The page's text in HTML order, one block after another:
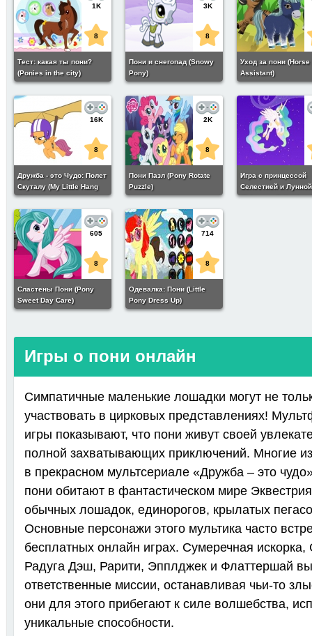
1K
8
Тест: какая ты пони?
(Ponies in the city)
3K
8
Пони и снегопад (Snowy
Pony)
Уход за пони (Horse
Assistant)
16K
8
Дружба - это Чудо: Полет
Скуталу (My Little Hang
Glider)
2K
8
Пони Пазл (Pony Rotate
Puzzle)
Игра с принцессой
Селестией и
(Princess Celestia
605
8
Сластены Пони (Pony
Sweet Day Care)
714
8
Одевалка: Пони (Little
Pony Dress Up)
Игры о пони онлайн
Симпатичные маленькие лошадки могут не
участвовать в цирковых представлениях!
игры показывают, что пони живут своей
полной захватывающих приключений. Многие
в прекрасном мультсериале «Дружба – это
пони обитают в фантастическом мире
обычных лошадок, единорогов, крылатых
Основные персонажи этого мультика часто
бесплатных онлайн играх. Сумеречная
Радуга Дэш, Рарити, Эпплджек и Флаттершай
ответственные миссии, останавливая чьи-то
они для этого прибегают к силе волшебства,
уникальные способности.